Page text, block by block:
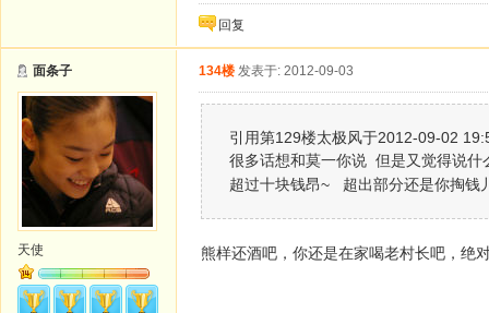
回复
面条子
天使
134楼 发表于: 2012-09-03
引用第129楼太极风于2012-09-02
很多话想和莫一你说 但是又觉得说
超过十块钱昂~ 超出部分还是你掏
熊样还酒吧，你还是在家喝老村长吧，绝